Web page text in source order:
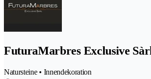
FuturaMarbres Exclusive Sàrl
Natursteine • Innendekoration